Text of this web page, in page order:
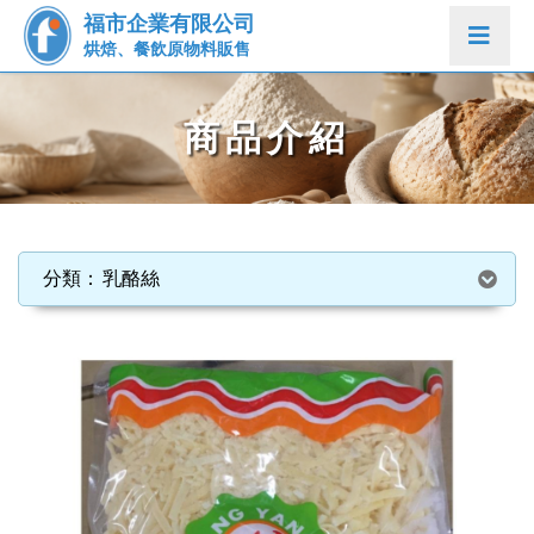
福市企業有限公司
烘焙、餐飲原物料販售
商品介紹
乳酪絲